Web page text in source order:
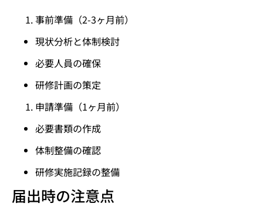
事前準備（2-3ヶ月前）
現状分析と体制検討
必要人員の確保
研修計画の策定
申請準備（1ヶ月前）
必要書類の作成
体制整備の確認
研修実施記録の整備
届出時の注意点